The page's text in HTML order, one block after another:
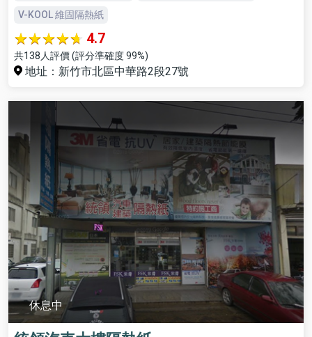
V-KOOL 維固隔熱紙
4.7
共138人評價 (評分準確度 99%)
地址：新竹市北區中華路2段27號
休息中